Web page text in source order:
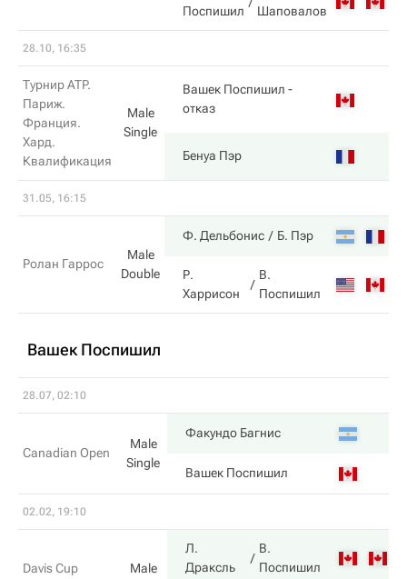
Поспишил
Шаповалов
28.10, 16:35
Турнир ATP.
Париж.
Франция.
Хард.
Квалификация
Male
Single
Вашек Поспишил -
отказ
Бенуа Пэр
31.05, 16:15
Ролан Гаррос
Male
Double
Ф. Дельбонис Б. Пэр
Р.
Харрисон
В.
Поспишил
Вашек Поспишил
28.07, 02:10
Canadian Open
Male
Single
Факундо Багнис
Вашек Поспишил
02.02, 19:10
Davis Cup
Male
Л.
Драксль
В.
Поспишил